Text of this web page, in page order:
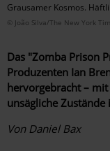
Grausamer Kosmos.
© João Silva/The New York
Das "Zomba Prison
Produzenten Ian
hervorgebracht –
unsägliche
Von Daniel Bax